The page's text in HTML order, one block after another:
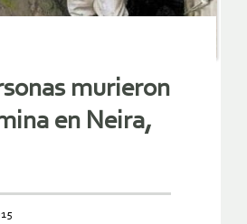
murieron
en Neira,